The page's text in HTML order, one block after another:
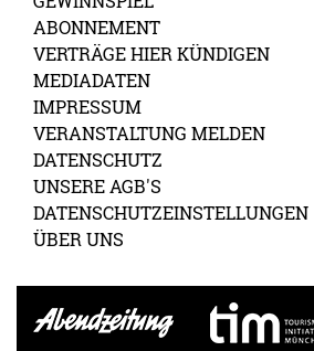
ABONNEMENT
VERTRÄGE HIER KÜNDIGEN
MEDIADATEN
IMPRESSUM
VERANSTALTUNG MELDEN
DATENSCHUTZ
UNSERE AGB'S
DATENSCHUTZEINSTELLUNGEN
ÜBER UNS